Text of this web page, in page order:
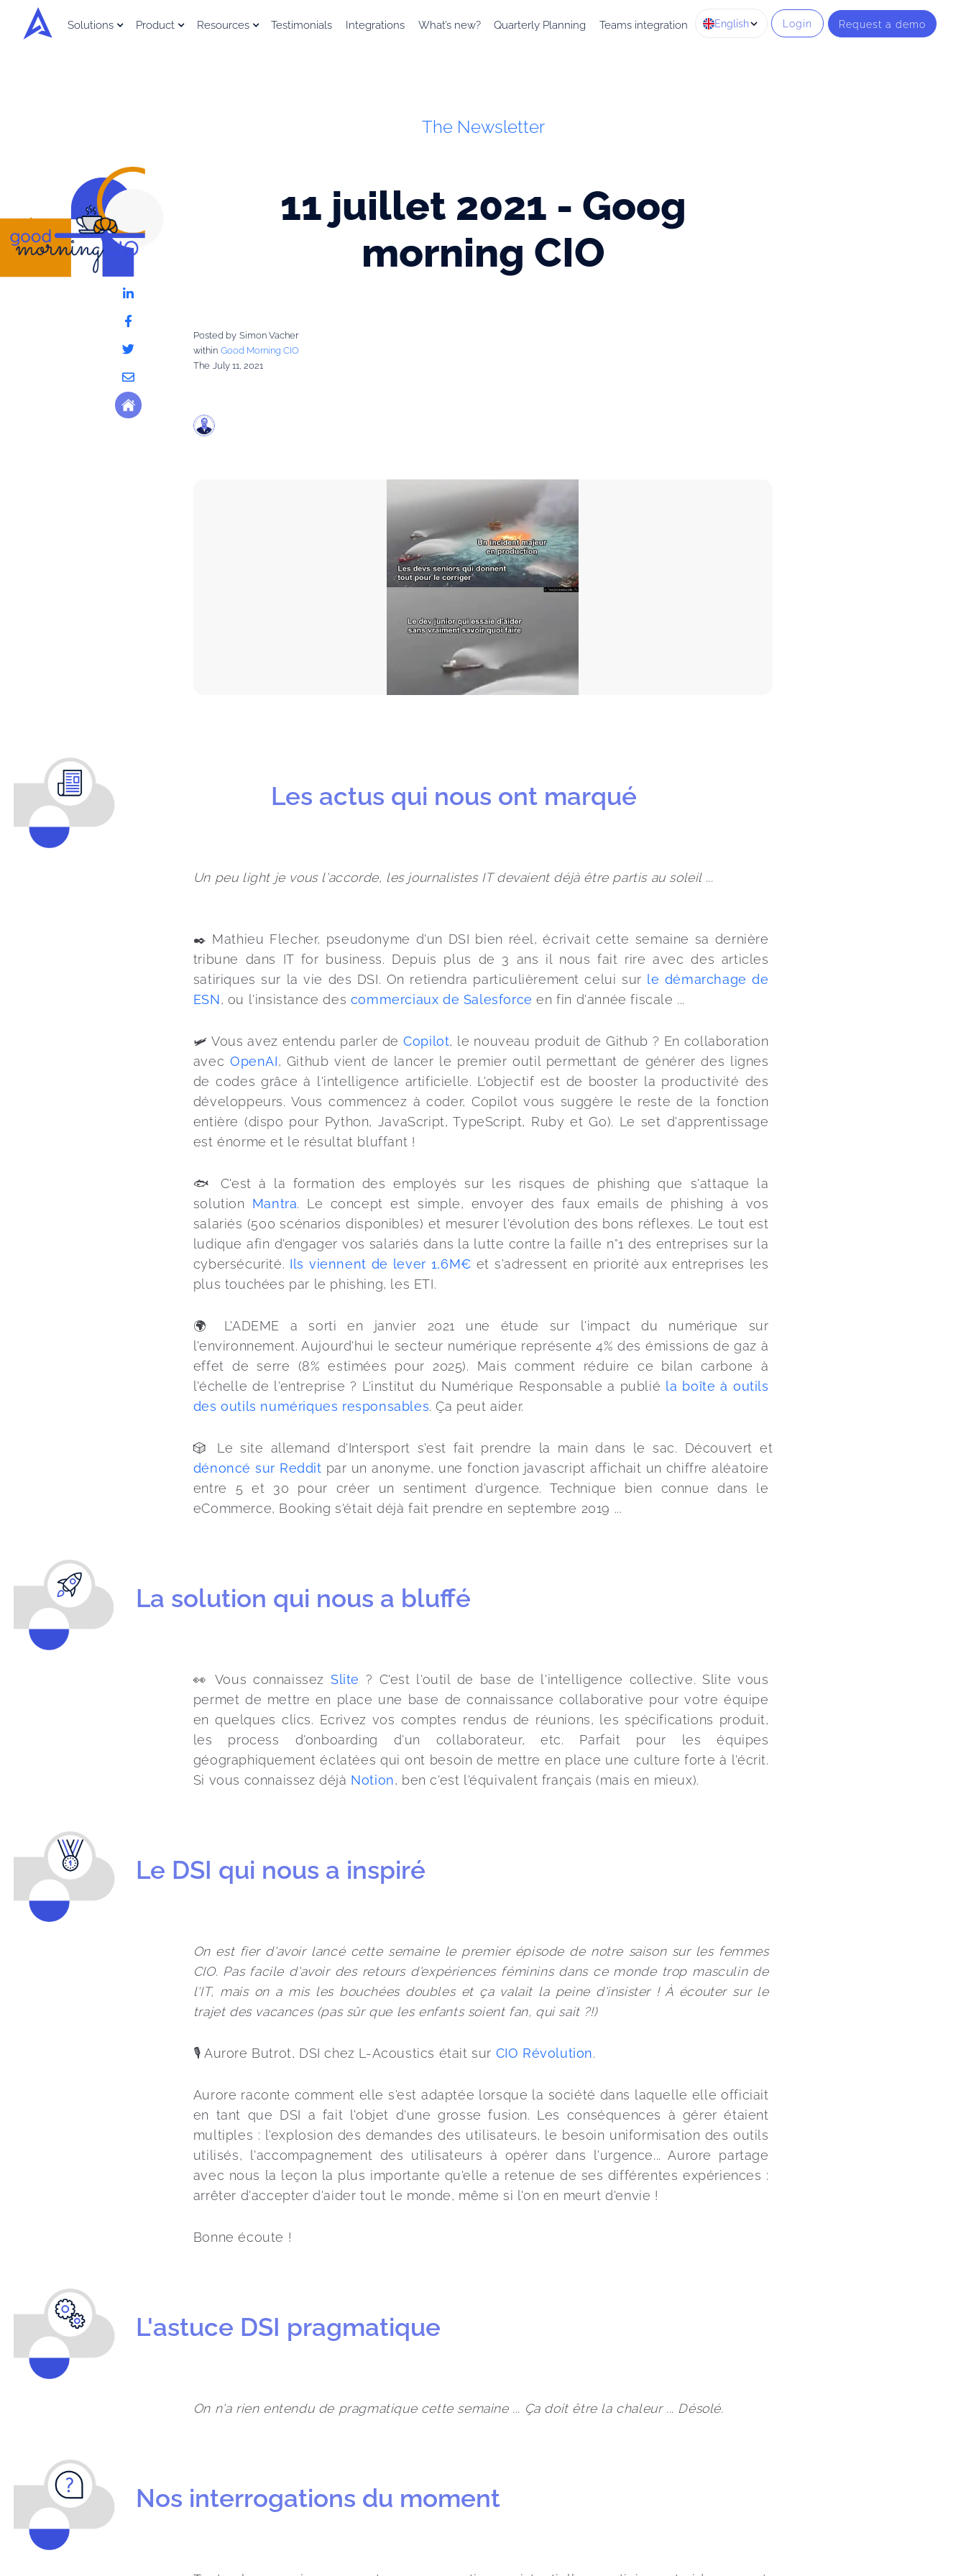
Solutions Product Resources Testimonials Integrations What’s new? Quarterly Planning Teams integration English Login Request a demo
The Newsletter




11 juillet 2021 - Goog
morning CIO
Posted by Simon Vacher
within Good Morning CIO
The July 11, 2021
Les actus qui nous ont marqué
Un peu light je vous l'accorde, les journalistes IT devaient déjà être partis au soleil ...
✒️ Mathieu Flecher, pseudonyme d'un DSI bien réel, écrivait cette semaine sa dernière
tribune dans IT for business. Depuis plus de 3 ans il nous fait rire avec des articles
satiriques sur la vie des DSI. On retiendra particulièrement celui sur le démarchage de
ESN, ou l'insistance des commerciaux de Salesforce en fin d'année fiscale ...
🛩 Vous avez entendu parler de Copilot, le nouveau produit de Github ? En collaboration
avec OpenAI, Github vient de lancer le premier outil permettant de générer des lignes
de codes grâce à l'intelligence artificielle. L'objectif est de booster la productivité des
développeurs. Vous commencez à coder, Copilot vous suggère le reste de la fonction
entière (dispo pour Python, JavaScript, TypeScript, Ruby et Go). Le set d'apprentissage
est énorme et le résultat bluffant !
🐟 C'est à la formation des employés sur les risques de phishing que s'attaque la
solution Mantra. Le concept est simple, envoyer des faux emails de phishing à vos
salariés (500 scénarios disponibles) et mesurer l'évolution des bons réflexes. Le tout est
ludique afin d'engager vos salariés dans la lutte contre la faille n°1 des entreprises sur la
cybersécurité. Ils viennent de lever 1,6M€ et s'adressent en priorité aux entreprises les
plus touchées par le phishing, les ETI.
🌍 L'ADEME a sorti en janvier 2021 une étude sur l'impact du numérique sur
l'environnement. Aujourd'hui le secteur numérique représente 4% des émissions de gaz à
effet de serre (8% estimées pour 2025). Mais comment réduire ce bilan carbone à
l'échelle de l'entreprise ? L'institut du Numérique Responsable a publié la boîte à outils
des outils numériques responsables. Ça peut aider.
🎲 Le site allemand d'Intersport s'est fait prendre la main dans le sac. Découvert et
dénoncé sur Reddit par un anonyme, une fonction javascript affichait un chiffre aléatoire
entre 5 et 30 pour créer un sentiment d'urgence. Technique bien connue dans le
eCommerce, Booking s'était déjà fait prendre en septembre 2019 ...
La solution qui nous a bluffé
👀 Vous connaissez Slite ? C'est l'outil de base de l'intelligence collective. Slite vous
permet de mettre en place une base de connaissance collaborative pour votre équipe
en quelques clics. Ecrivez vos comptes rendus de réunions, les spécifications produit,
les process d'onboarding d'un collaborateur, etc. Parfait pour les équipes
géographiquement éclatées qui ont besoin de mettre en place une culture forte à l'écrit.
Si vous connaissez déjà Notion, ben c'est l'équivalent français (mais en mieux).
Le DSI qui nous a inspiré
On est fier d'avoir lancé cette semaine le premier épisode de notre saison sur les femmes
CIO. Pas facile d'avoir des retours d'expériences féminins dans ce monde trop masculin de
l'IT, mais on a mis les bouchées doubles et ça valait la peine d'insister ! À écouter sur le
trajet des vacances (pas sûr que les enfants soient fan, qui sait ?!)
🎙️ Aurore Butrot, DSI chez L-Acoustics était sur CIO Révolution.
Aurore raconte comment elle s'est adaptée lorsque la société dans laquelle elle officiait
en tant que DSI a fait l'objet d'une grosse fusion. Les conséquences à gérer étaient
multiples : l'explosion des demandes des utilisateurs, le besoin uniformisation des outils
utilisés, l'accompagnement des utilisateurs à opérer dans l'urgence... Aurore partage
avec nous la leçon la plus importante qu'elle a retenue de ses différentes expériences :
arrêter d'accepter d'aider tout le monde, même si l'on en meurt d'envie !
Bonne écoute !
L'astuce DSI pragmatique
On n'a rien entendu de pragmatique cette semaine ... Ça doit être la chaleur ... Désolé.
Nos interrogations du moment